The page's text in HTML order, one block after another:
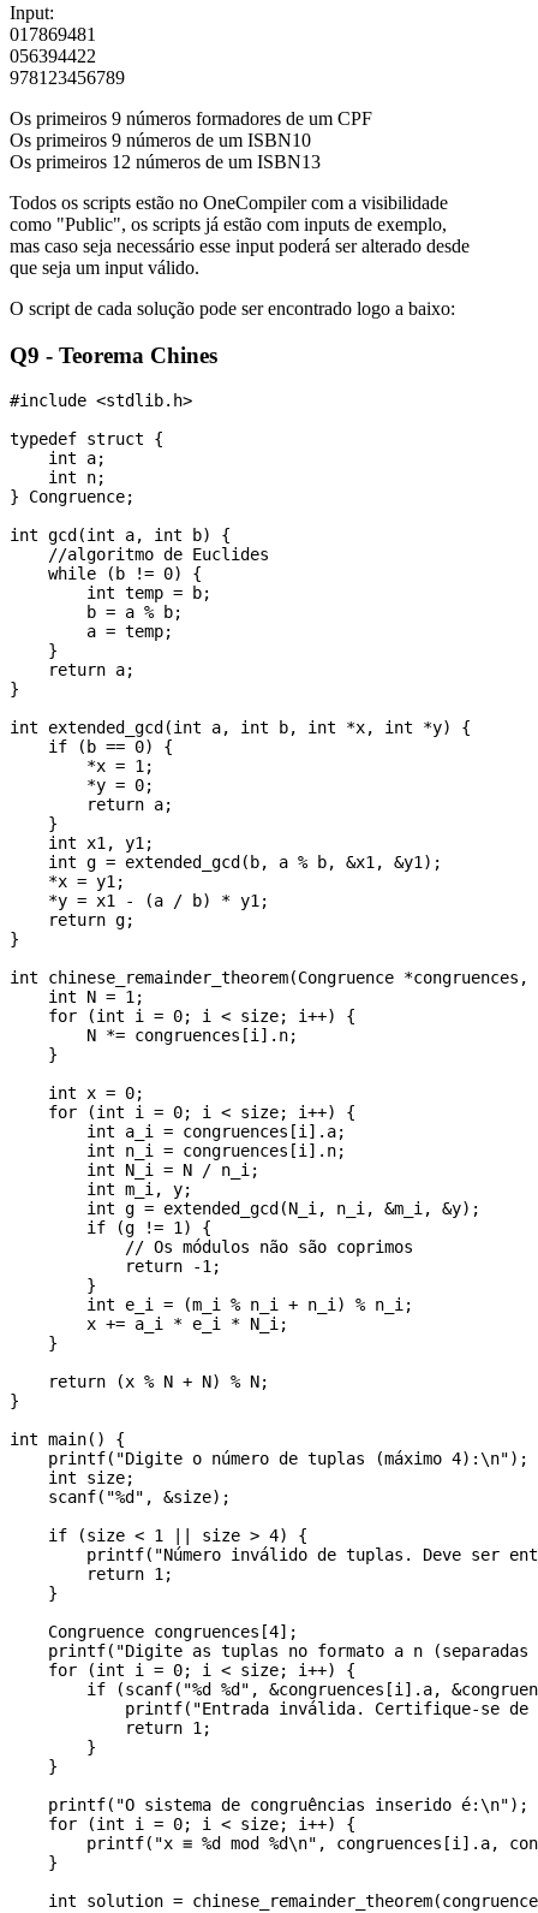
Input:
017869481
056394422
978123456789
Os primeiros 9 números formadores de um CPF
Os primeiros 9 números de um ISBN10
Os primeiros 12 números de um ISBN13
Todos os scripts estão no OneCompiler com a visibilidade
como "Public", os scripts já estão com inputs de exemplo,
mas caso seja necessário esse input poderá ser alterado desde
que seja um input válido.
O script de cada solução pode ser encontrado logo a baixo:
Q9 - Teorema Chines
#include <stdlib.h>
typedef struct {
    int a;
    int n;
} Congruence;
int gcd(int a, int b) {
    //algoritmo de Euclides
    while (b != 0) {
        int temp = b;
        b = a % b;
        a = temp;
    }
    return a;
}
int extended_gcd(int a, int b, int *x, int *y) {
    if (b == 0) {
        *x = 1;
        *y = 0;
        return a;
    }
    int x1, y1;
    int g = extended_gcd(b, a % b, &x1, &y1);
    *x = y1;
    *y = x1 - (a / b) * y1;
    return g;
}
int chinese_remainder_theorem(Congruence
    int N = 1;
    for (int i = 0; i < size; i++) {
        N *= congruences[i].n;
    }
    int x = 0;
    for (int i = 0; i < size; i++) {
        int a_i = congruences[i].a;
        int n_i = congruences[i].n;
        int N_i = N / n_i;
        int m_i, y;
        int g = extended_gcd(N_i, n_i, &m_i, &y);
        if (g != 1) {
            // Os módulos não são coprimos
            return -1;
        }
        int e_i = (m_i % n_i + n_i) % n_i;
        x += a_i * e_i * N_i;
    }
    return (x % N + N) % N;
}
int main() {
    printf("Digite o número de tuplas (máximo 4):\n");
    int size;
    scanf("%d", &size);
    if (size < 1 || size > 4) {
printf("Número inválido de tuplas. Deve ser
        return 1;
    }
    Congruence congruences[4];
printf("Digite as tuplas no formato a n (separadas
    for (int i = 0; i < size; i++) {
if (scanf("%d %d", &congruences[i].a,
printf("Entrada inválida. Certifique-se
            return 1;
        }
    }
    printf("O sistema de congruências inserido é:\n");
    for (int i = 0; i < size; i++) {
printf("x ≡ %d mod %d\n", congruences[i].a,
    }
int solution =